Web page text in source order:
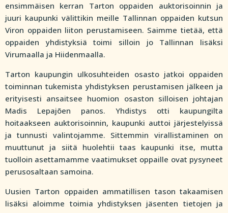
ensimmäisen kerran Tarton oppaiden auktorisoinnin ja
juuri kaupunki välittikin meille Tallinnan oppaiden kutsun
Viron oppaiden liiton perustamiseen. Saimme tietää, että
oppaiden yhdistyksiä toimi silloin jo Tallinnan lisäksi
Virumaalla ja Hiidenmaalla.
Tarton kaupungin ulkosuhteiden osasto jatkoi oppaiden
toiminnan tukemista yhdistyksen perustamisen jälkeen ja
erityisesti ansaitsee huomion osaston silloisen johtajan
Madis Lepajõen panos. Yhdistys otti kaupungilta
hoitaakseen auktorisoinnin, kaupunki auttoi järjestelyissä
ja tunnusti valintojamme. Sittemmin virallistaminen on
muuttunut ja siitä huolehtii taas kaupunki itse, mutta
tuolloin asettamamme vaatimukset oppaille ovat pysyneet
perusosaltaan samoina.
Uusien Tarton oppaiden ammatillisen tason takaamisen
lisäksi aloimme toimia yhdistyksen jäsenten tietojen ja